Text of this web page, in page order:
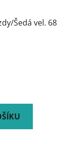
Šedá vel. 68